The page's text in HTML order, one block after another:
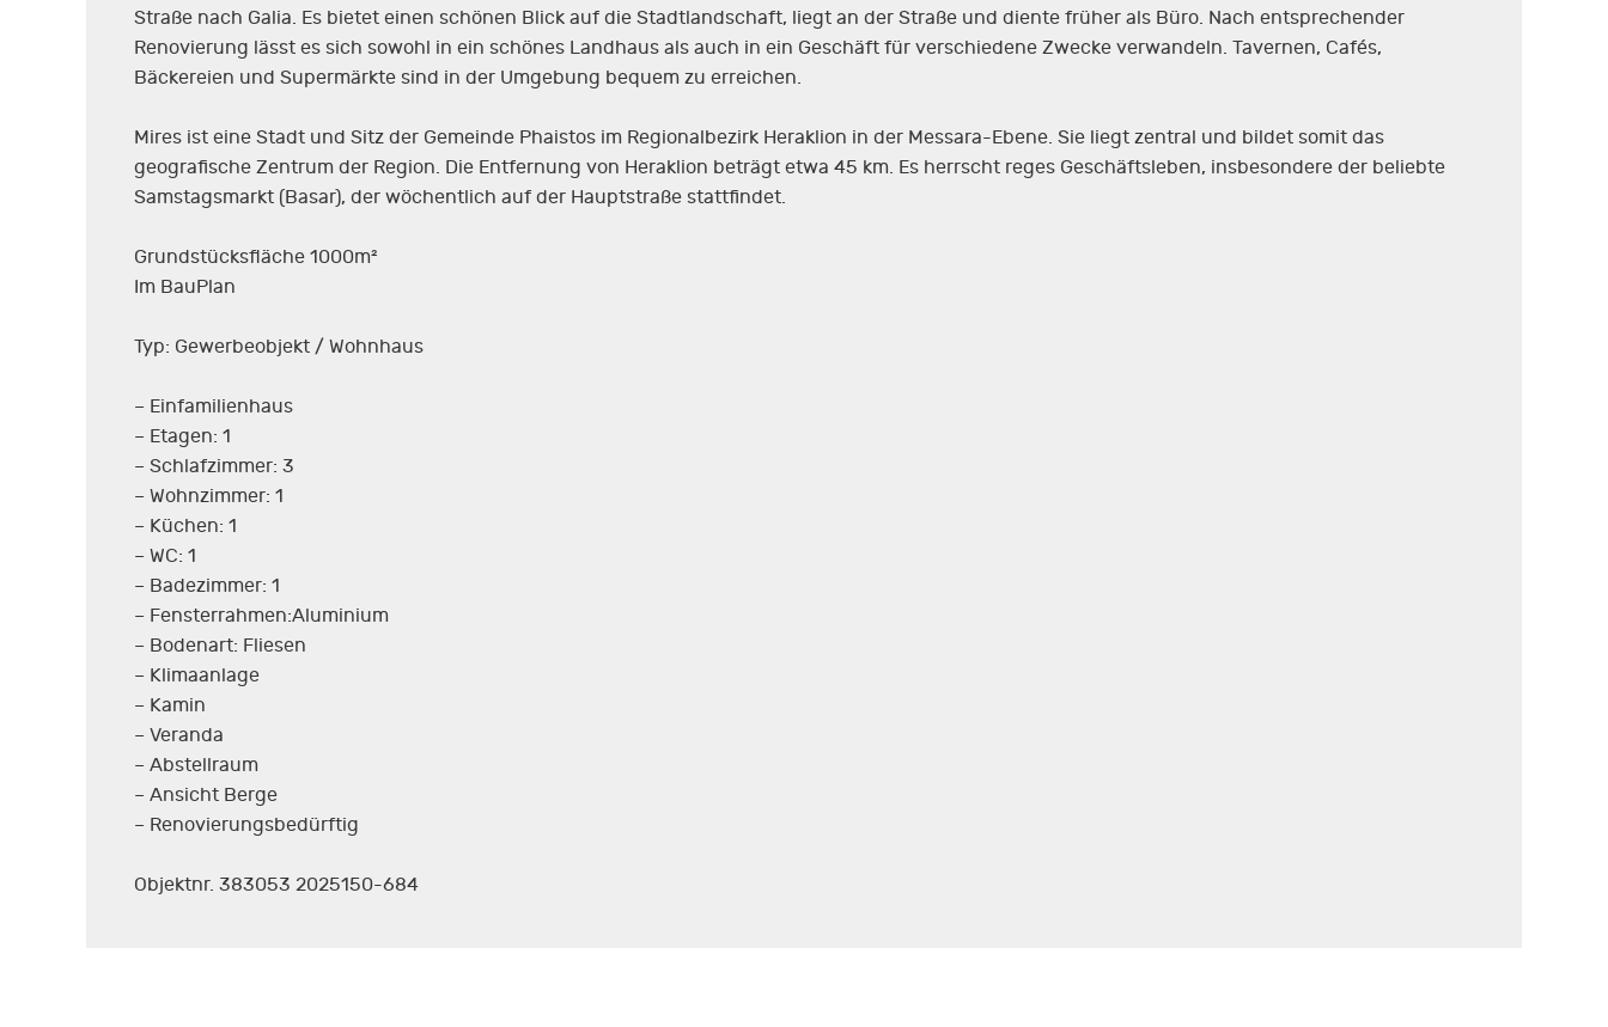
Straße nach Galia. Es bietet einen schönen Blick auf die Stadtlandschaft, liegt an der Straße und diente früher als Büro. Nach entsprechender
Renovierung lässt es sich sowohl in ein schönes Landhaus als auch in ein Geschäft für verschiedene Zwecke verwandeln. Tavernen, Cafés,
Bäckereien und Supermärkte sind in der Umgebung bequem zu erreichen.
Mires ist eine Stadt und Sitz der Gemeinde Phaistos im Regionalbezirk Heraklion in der Messara-Ebene. Sie liegt zentral und bildet somit das
geografische Zentrum der Region. Die Entfernung von Heraklion beträgt etwa 45 km. Es herrscht reges Geschäftsleben, insbesondere der beliebte
Samstagsmarkt (Basar), der wöchentlich auf der Hauptstraße stattfindet.
Grundstücksfläche 1000m²
Im BauPlan
Typ: Gewerbeobjekt / Wohnhaus
– Einfamilienhaus
– Etagen: 1
– Schlafzimmer: 3
– Wohnzimmer: 1
– Küchen: 1
– WC: 1
– Badezimmer: 1
– Fensterrahmen:Aluminium
– Bodenart: Fliesen
– Klimaanlage
– Kamin
– Veranda
– Abstellraum
– Ansicht Berge
– Renovierungsbedürftig
Objektnr. 383053 2025150-684